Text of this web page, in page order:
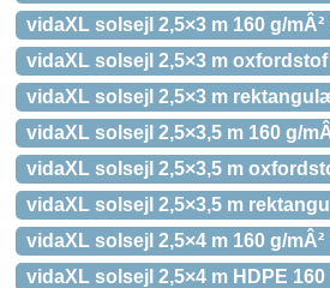
vidaXL solsejl 2,5×3 m 160 g/
vidaXL solsejl 2,5×3 m
vidaXL solsejl 2,5×3 m
vidaXL solsejl 2,5×3,5 m 160 g/
vidaXL solsejl 2,5×3,5 m
vidaXL solsejl 2,5×3,5 m
vidaXL solsejl 2,5×4 m 160 g/
vidaXL solsejl 2,5×4 m HDPE 160